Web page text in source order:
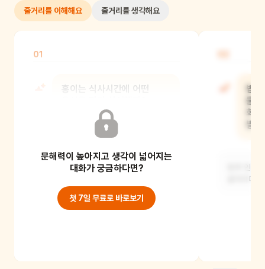
줄거리를 이해해요 줄거리를 생각해요
01
홍이는 식사시간에 어떤
문해력이 높아지고 생각이 넓어지는
대화가 궁금하다면?
첫 7일 무료로 바로보기
밥
물
화
발
토끼 인형
움직이며